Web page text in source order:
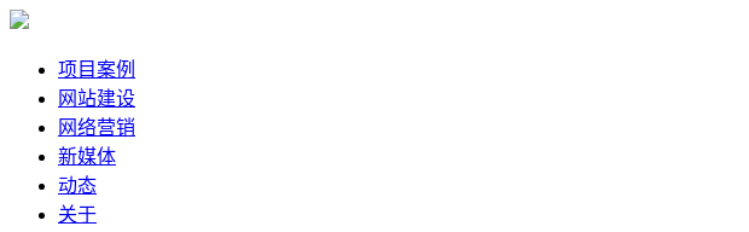
项目案例
网站建设
网络营销
新媒体
动态
关于